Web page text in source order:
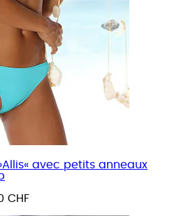
avec petits anneaux
CHF